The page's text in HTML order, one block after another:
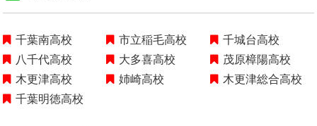
千葉南高校 市立稲毛高校
千城台高校
八千代高校
大多喜高校
茂原樟陽高校
木更津高校
姉崎高校
木更津総合高校
千葉明徳高校